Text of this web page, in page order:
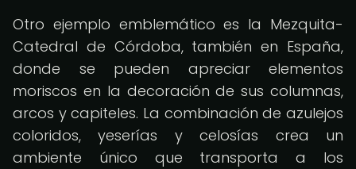
Otro ejemplo emblemático es la Mezquita-
Catedral de Córdoba, también en España,
donde se pueden apreciar elementos
moriscos en la decoración de sus columnas,
arcos y capiteles. La combinación de azulejos
coloridos, yeserías y celosías crea un
ambiente único que transporta a los